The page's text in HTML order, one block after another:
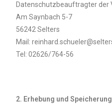
Datenschutzbeauftragter der
Am Saynbach 5-7
56242 Selters
Mail:
Tel: 02626/764-56
2. Erhebung und